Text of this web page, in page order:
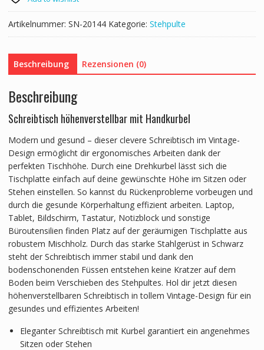
x
60
cm
Artikelnummer: SN-20144 Kategorie: Stehpulte
Beschreibung Rezensionen (0)
Beschreibung
Schreibtisch höhenverstellbar mit Handkurbel
Modern und gesund – dieser clevere Schreibtisch im Vintage-
Design ermöglicht dir ergonomisches Arbeiten dank der
perfekten Tischhöhe. Durch eine Drehkurbel lässt sich die
Tischplatte einfach auf deine gewünschte Höhe im Sitzen oder
Stehen einstellen. So kannst du Rückenprobleme vorbeugen und
durch die gesunde Körperhaltung effizient arbeiten. Laptop,
Tablet, Bildschirm, Tastatur, Notizblock und sonstige
Büroutensilien finden Platz auf der geräumigen Tischplatte aus
robustem Mischholz. Durch das starke Stahlgerüst in Schwarz
steht der Schreibtisch immer stabil und dank den
bodenschonenden Füssen entstehen keine Kratzer auf dem
Boden beim Verschieben des Stehpultes. Hol dir jetzt diesen
höhenverstellbaren Schreibtisch in tollem Vintage-Design für ein
gesundes und effizientes Arbeiten!
Eleganter Schreibtisch mit Kurbel garantiert ein angenehmes
Sitzen oder Stehen